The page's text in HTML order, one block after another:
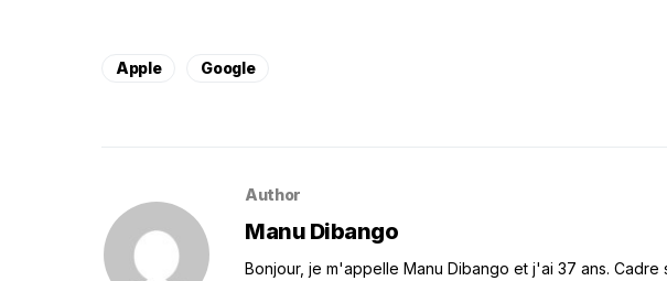
Apple Google
Author
Manu Dibango
Bonjour, je m'appelle Manu Dibango et j'ai 37 ans. Cadre